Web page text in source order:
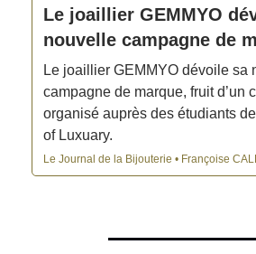
Le joaillier GEMMYO
nouvelle campagne de
Le joaillier GEMMYO dévoile sa
campagne de marque, fruit d’un
organisé auprès des étudiants
of Luxuary.
Le Journal de la Bijouterie • Françoise